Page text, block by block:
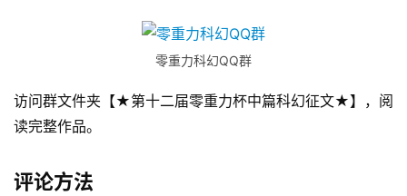
零重力科幻QQ群
访问群文件夹【★第十二届零重力杯中篇科幻征文★】，阅
读完整作品。
评论方法